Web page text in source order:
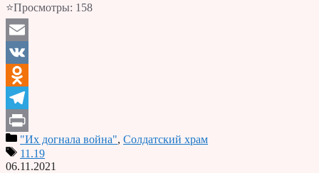
⭐Просмотры: 158
Email
VK
Odnoklassniki
Telegram
Print"Их догнала война", Солдатский храм
11.19
06.11.2021